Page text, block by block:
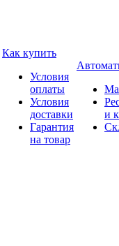
Как купить
Условия
оплаты
Условия
доставки
Гарантия
на товар
и